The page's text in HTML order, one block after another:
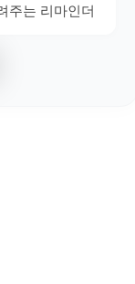
주는 리마인더